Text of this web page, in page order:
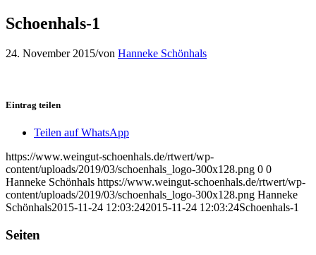
Schoenhals-1
24. November 2015/von Hanneke Schönhals
Eintrag teilen
Teilen auf WhatsApp
https://www.weingut-schoenhals.de/rtwert/wp-
content/uploads/2019/03/schoenhals_logo-300x128.png 0 0
Hanneke Schönhals https://www.weingut-schoenhals.de/rtwert/wp-
content/uploads/2019/03/schoenhals_logo-300x128.png Hanneke
Schönhals2015-11-24 12:03:242015-11-24 12:03:24Schoenhals-1
Seiten